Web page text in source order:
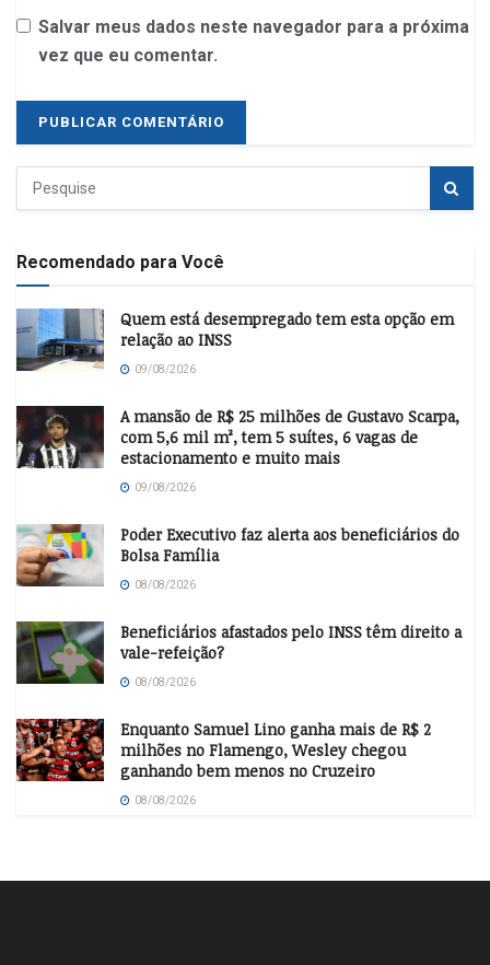
Salvar meus dados neste navegador para a próxima
vez que eu comentar.
Recomendado para Você
Quem está desempregado tem esta opção em
relação ao INSS
09/08/2026
A mansão de R$ 25 milhões de Gustavo Scarpa,
com 5,6 mil m², tem 5 suítes, 6 vagas de
estacionamento e muito mais
09/08/2026
Poder Executivo faz alerta aos beneficiários do
Bolsa Família
08/08/2026
Beneficiários afastados pelo INSS têm direito a
vale-refeição?
08/08/2026
Enquanto Samuel Lino ganha mais de R$ 2
milhões no Flamengo, Wesley chegou
ganhando bem menos no Cruzeiro
08/08/2026